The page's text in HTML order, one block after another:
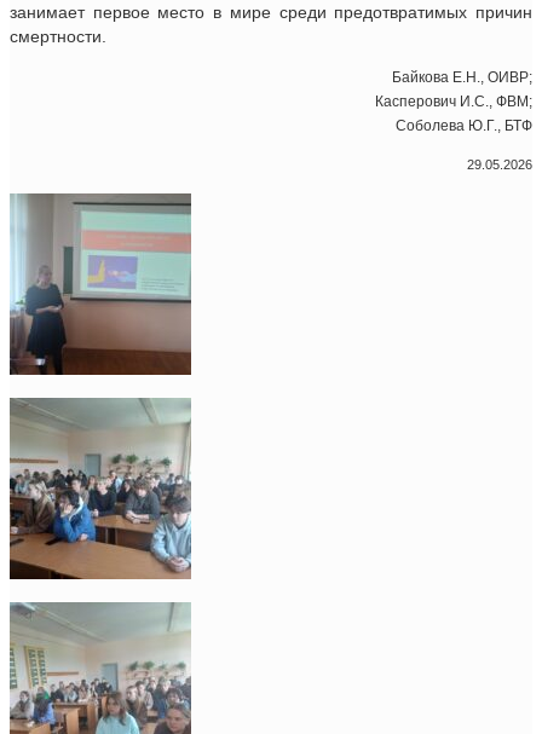
занимает первое место в мире среди предотвратимых причин
смертности.
Байкова Е.Н., ОИВР;
Касперович И.С., ФВМ;
Соболева Ю.Г., БТФ
29.05.2026